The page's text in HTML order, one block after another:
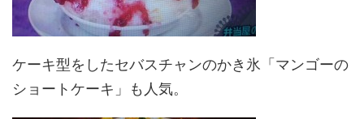
ケーキ型をしたセバスチャンのかき氷「マンゴーの
ショートケーキ」も人気。